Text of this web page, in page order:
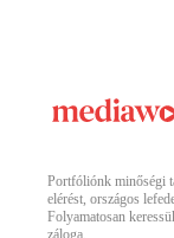
Portfóliónk minőségi
elérést, országos
Folyamatosan